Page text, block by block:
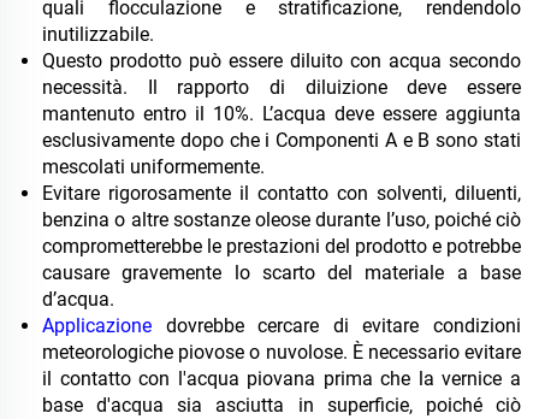
quali flocculazione e stratificazione, rendendolo
inutilizzabile.
Questo prodotto può essere diluito con acqua secondo
necessità. Il rapporto di diluizione deve essere
mantenuto entro il 10%. L’acqua deve essere aggiunta
esclusivamente dopo che i Componenti A e B sono stati
mescolati uniformemente.
Evitare rigorosamente il contatto con solventi, diluenti,
benzina o altre sostanze oleose durante l’uso, poiché ciò
comprometterebbe le prestazioni del prodotto e potrebbe
causare gravemente lo scarto del materiale a base
d’acqua.
Applicazione dovrebbe cercare di evitare condizioni
meteorologiche piovose o nuvolose. È necessario evitare
il contatto con l'acqua piovana prima che la vernice a
base d'acqua sia asciutta in superficie, poiché ciò